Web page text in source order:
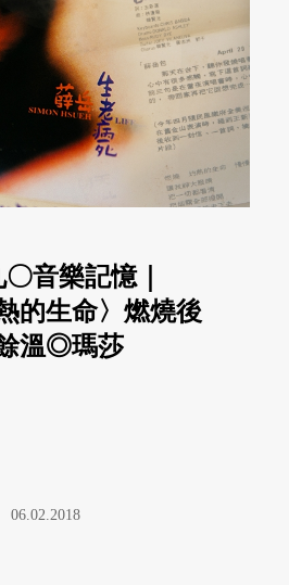
音樂記憶｜
的生命〉燃燒後
溫◎瑪莎
06.02.2018